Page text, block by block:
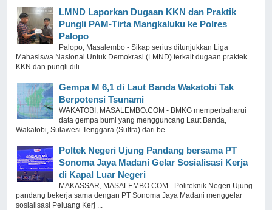
LMND Laporkan Dugaan KKN dan Praktik
Pungli PAM-Tirta Mangkaluku ke Polres
Palopo
Palopo, Masalembo - Sikap serius ditunjukkan Liga
Mahasiswa Nasional Untuk Demokrasi (LMND) terkait dugaan praktek
KKN dan pungli dili ...
Gempa M 6,1 di Laut Banda Wakatobi Tak
Berpotensi Tsunami
WAKATOBI, MASALEMBO.COM - BMKG memperbaharui
data gempa bumi yang mengguncang Laut Banda,
Wakatobi, Sulawesi Tenggara (Sultra) dari be ...
Poltek Negeri Ujung Pandang bersama PT
Sonoma Jaya Madani Gelar Sosialisasi Kerja
di Kapal Luar Negeri
MAKASSAR, MASALEMBO.COM - Politeknik Negeri Ujung
pandang bekerja sama dengan PT Sonoma Jaya Madani menggelar
sosialisasi Peluang Kerj ...